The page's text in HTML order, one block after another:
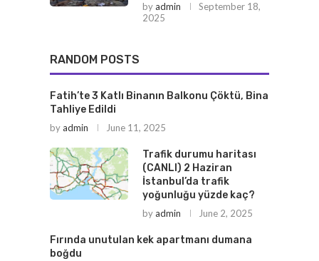
byadmin
September 18,
2025
RANDOM POSTS
Fatih’te 3 Katlı Binanın Balkonu Çöktü, Bina
Tahliye Edildi
byadmin June 11, 2025
Trafik durumu haritası
(CANLI) 2 Haziran
İstanbul’da trafik
yoğunluğu yüzde kaç?
byadmin June 2, 2025
Fırında unutulan kek apartmanı dumana
boğdu